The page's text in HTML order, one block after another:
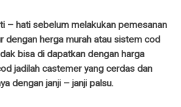
– hati sebelum melakukan pemesanan
dengan herga murah atau sistem cod
bisa di dapatkan dengan harga
jadilah castemer yang cerdas dan
dengan janji – janji palsu.